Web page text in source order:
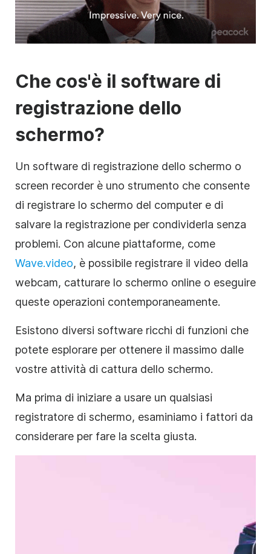
Che cos'è il software di
registrazione dello
schermo?
Un software di registrazione dello schermo o
screen recorder è uno strumento che consente
di registrare lo schermo del computer e di
salvare la registrazione per condividerla senza
problemi. Con alcune piattaforme, come
Wave.video, è possibile registrare il video della
webcam, catturare lo schermo online o eseguire
queste operazioni contemporaneamente.
Esistono diversi software ricchi di funzioni che
potete esplorare per ottenere il massimo dalle
vostre attività di cattura dello schermo.
Ma prima di iniziare a usare un qualsiasi
registratore di schermo, esaminiamo i fattori da
considerare per fare la scelta giusta.